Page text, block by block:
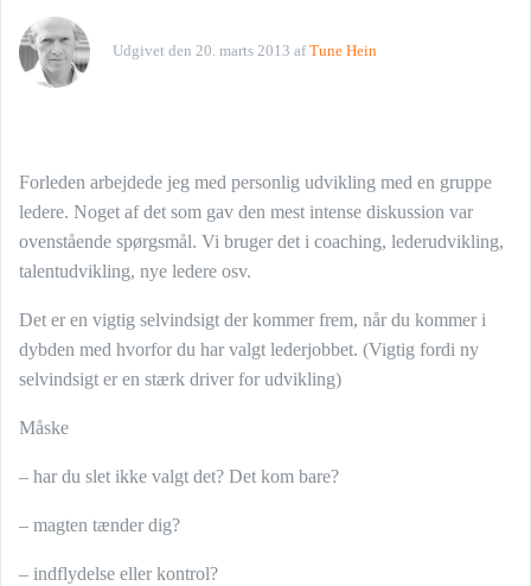
Udgivet den 20. marts 2013 af Tune Hein
Forleden arbejdede jeg med personlig udvikling med en gruppe
ledere. Noget af det som gav den mest intense diskussion var
ovenstående spørgsmål. Vi bruger det i coaching, lederudvikling,
talentudvikling, nye ledere osv.
Det er en vigtig selvindsigt der kommer frem, når du kommer i
dybden med hvorfor du har valgt lederjobbet. (Vigtig fordi ny
selvindsigt er en stærk driver for udvikling)
Måske
– har du slet ikke valgt det? Det kom bare?
– magten tænder dig?
– indflydelse eller kontrol?